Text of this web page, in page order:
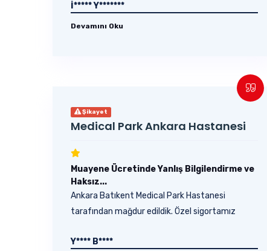
İ***** Y*******
Devamını Oku
Şikayet
Medical Park Ankara Hastanesi
Muayene Ücretinde Yanlış Bilgilendirme ve
Haksız...
Ankara Batıkent Medical Park Hastanesi
tarafından mağdur edildik. Özel sigortamız
Y**** B****